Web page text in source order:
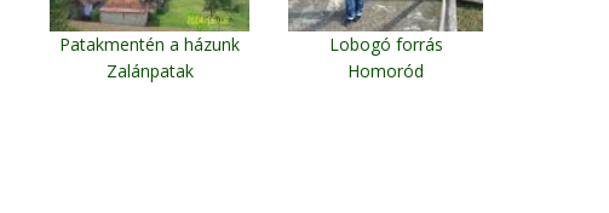
Patakmentén a házunk
Zalánpatak
Lobogó forrás
Homoród